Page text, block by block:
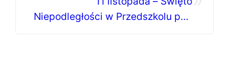
Niepodległości w Przedszkolu pod